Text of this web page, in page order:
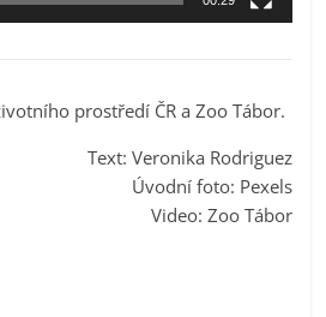
prostředí ČR a Zoo Tábor.
Text: Veronika Rodriguez
Úvodní foto: Pexels
Video: Zoo Tábor